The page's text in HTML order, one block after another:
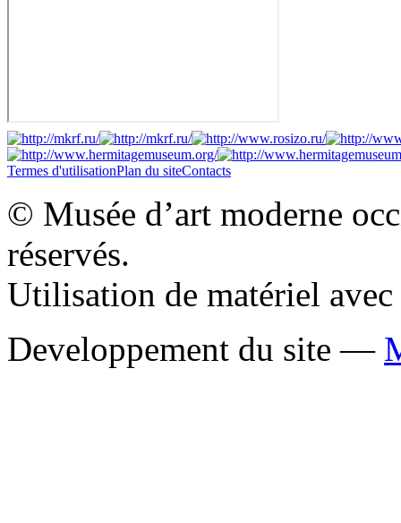
Termes d'utilisationPlan du siteContacts
© Musée d’art moderne
réservés.
Utilisation de matériel avec
Developpement du site —